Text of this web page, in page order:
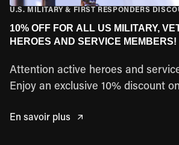
U.S. MILITARY & FIRST RESPONDERS
10% OFF FOR ALL US MILITARY,
HEROES AND SERVICE MEMBERS!
Attention active heroes and
Enjoy an exclusive 10% discount
your valid government ID at pick-
En savoir plus